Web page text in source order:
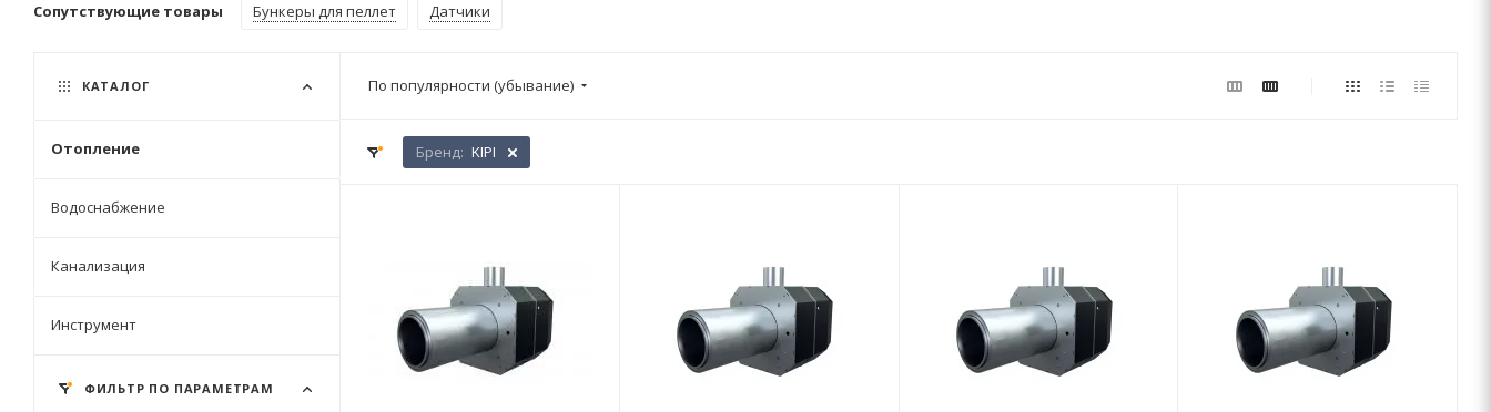
Сопутствующие товары Бункеры для пеллет Датчики
По популярности (убывание)
Бренд: KIPI
КАТАЛОГ
Отопление
Водоснабжение
Канализация
Инструмент
ФИЛЬТР ПО ПАРАМЕТРАМ